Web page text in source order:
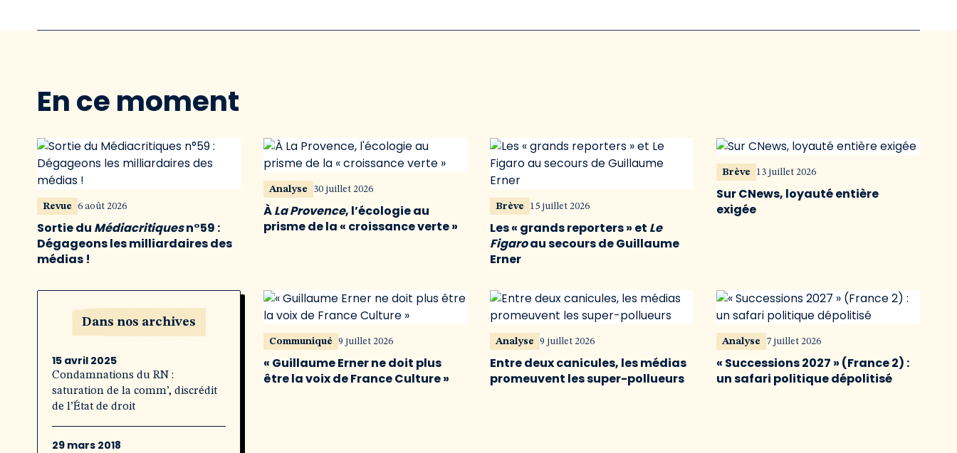
En ce moment
Revue 6 août 2026
Sortie du Médiacritiquesn°59 :
Dégageons les milliardaires des
médias !
Analyse 30 juillet 2026
ÀLa Provence, l’écologie au
prisme de la « croissance verte »
Brève 15 juillet 2026
Les « grands reporters » et Le
Figaroau secours de Guillaume
Erner
Brève 13 juillet 2026
Sur CNews, loyauté entière
exigée
Dans nos archives
15 avril 2025
Condamnations du RN :
saturation de la comm’, discrédit
de l’État de droit
29 mars 2018
Communiqué 9 juillet 2026
« Guillaume Erner ne doit plus
être la voix de France Culture »
Analyse 9 juillet 2026
Entre deux canicules, les médias
promeuvent les super-pollueurs
Analyse 7 juillet 2026
« Successions 2027 » (France 2) :
un safari politique dépolitisé